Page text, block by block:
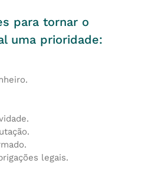
para tornar o
uma prioridade:
legais.